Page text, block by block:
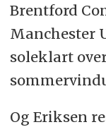
Brentford
Manchester
soleklart
Og Eriksen